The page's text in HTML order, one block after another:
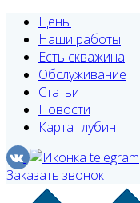
Цены
Наши работы
Есть скважина
Обслуживание
Статьи
Новости
Карта глубин
Заказать звонок